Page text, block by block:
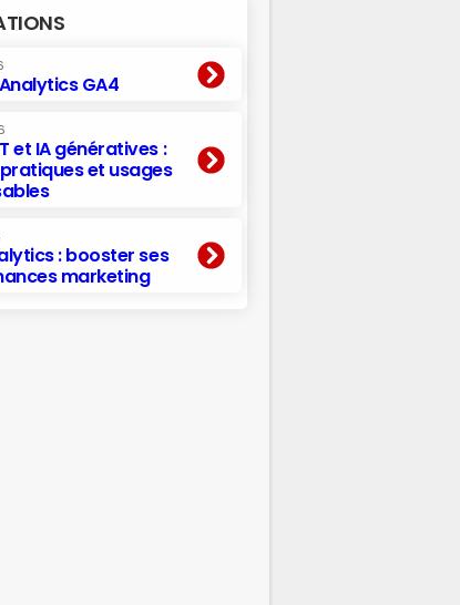
GA4
et IA génératives :
et usages
: booster ses
marketing